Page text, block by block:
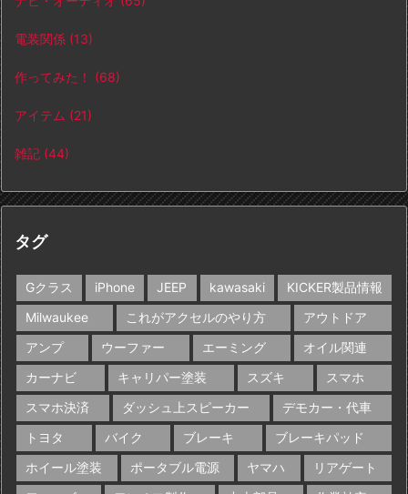
電装関係 (13)
作ってみた！ (68)
アイテム (21)
雑記 (44)
タグ
Gクラス iPhone JEEP kawasaki
KICKER製品情報
Milwaukee
これがアクセルのやり方
アウトドア
アンプ
ウーファー エーミング
オイル関連
カーナビ
キャリパー塗装 スズキ
スマホ
スマホ決済
ダッシュ上スピーカー
デモカー・代車
トヨタ
バイク ブレーキ
ブレーキパッド
ホイール塗装
ポータブル電源 ヤマハ
リアゲート